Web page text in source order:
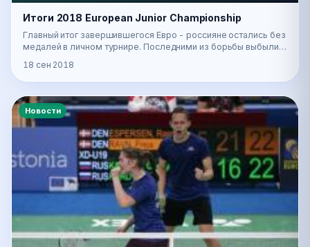
Итоги 2018 European Junior Championship
Главный итог завершившегося Евро - россияне остались без
медалей в личном турнире. Последними из борьбы выбыли
18 сен 2018
Новости